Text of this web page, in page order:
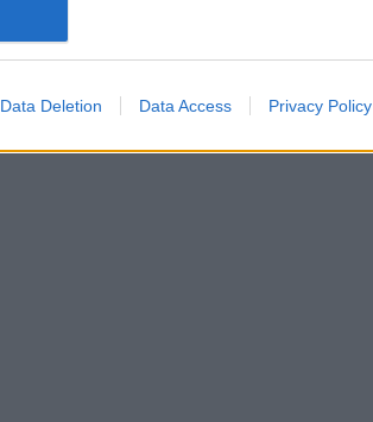
Data Deletion Data Access Privacy Policy